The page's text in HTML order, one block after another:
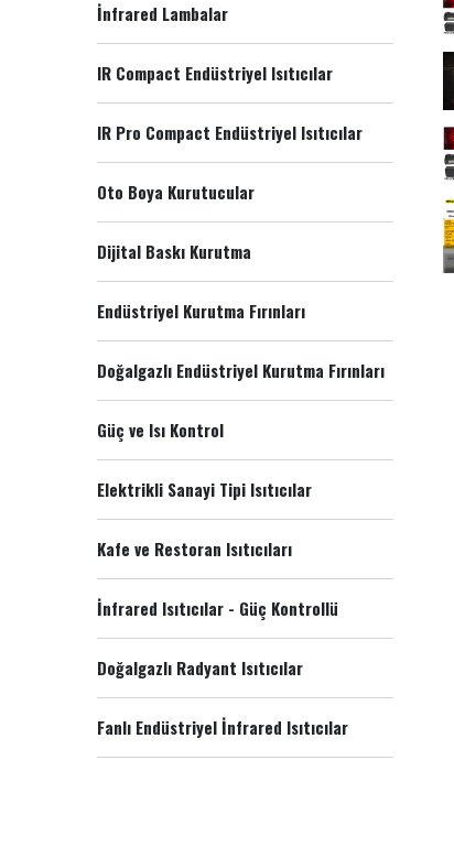
İnfrared Lambalar
IR Compact Endüstriyel Isıtıcılar
IR Pro Compact Endüstriyel Isıtıcılar
Oto Boya Kurutucular
Dijital Baskı Kurutma
Endüstriyel Kurutma Fırınları
Doğalgazlı Endüstriyel Kurutma Fırınları
Güç ve Isı Kontrol
Elektrikli Sanayi Tipi Isıtıcılar
Kafe ve Restoran Isıtıcıları
İnfrared Isıtıcılar - Güç Kontrollü
Doğalgazlı Radyant Isıtıcılar
Fanlı Endüstriyel İnfrared Isıtıcılar